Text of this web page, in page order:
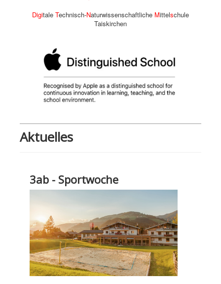
Digitale Technisch-Naturwissenschaftliche Mittelschule
Taiskirchen
Aktuelles
3ab - Sportwoche